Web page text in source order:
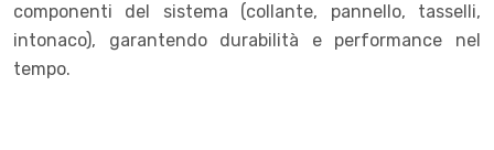
componenti del sistema (collante, pannello, tasselli,
intonaco), garantendo durabilità e performance nel
tempo.